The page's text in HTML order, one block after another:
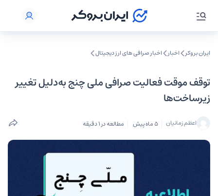
ایران بروکر اخبار اخبار صرافی‌ های ارز دیجیتال
توقف موقت فعالیت صرافی ملی چنج به‌دلیل تغییر
زیرساخت‌ها
اعظم زمانیان 5 ماه پیش مطالعه در 1 دقیقه